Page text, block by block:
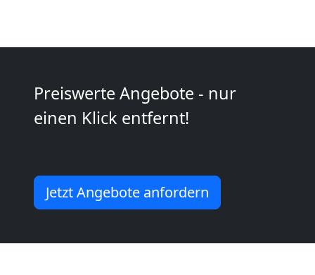
Preiswerte Angebote - nur
einen Klick entfernt!
Jetzt Angebote anfordern
Möbeltransport
Möbeltransport
International